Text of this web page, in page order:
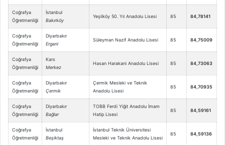
Coğrafya
Öğretmenliği
İstanbul
Bakırköy
Yeşilköy 50. Yıl Anadolu Lisesi 85 84,78141
Coğrafya
Öğretmenliği
Diyarbakır
Ergani
Süleyman Nazif Anadolu Lisesi 85 84,75009
Coğrafya
Öğretmenliği
Kars
Merkez
Hasan Harakani Anadolu Lisesi 85 84,73063
Coğrafya
Öğretmenliği
Diyarbakır
Çermik
Çermik Mesleki ve Teknik
Anadolu Lisesi
85 84,70935
Coğrafya
Öğretmenliği
Diyarbakır
Bağlar
TOBB Ferdi Yiğit Anadolu İmam
Hatip Lisesi
85 84,59161
Coğrafya
Öğretmenliği
İstanbul
Beşiktaş
İstanbul Teknik Üniversitesi
Mesleki ve Teknik Anadolu Lisesi
85 84,59136